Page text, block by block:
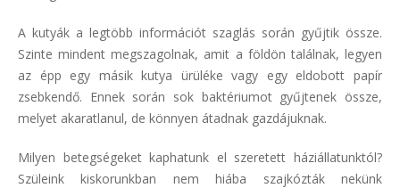
A kutyák a legtöbb információt szaglás során gyűjtik össze.
Szinte mindent megszagolnak, amit a földön találnak, legyen
az épp egy másik kutya ürüléke vagy egy eldobott papír
zsebkendő. Ennek során sok baktériumot gyűjtenek össze,
melyet akaratlanul, de könnyen átadnak gazdájuknak.
Milyen betegségeket kaphatunk el szeretett háziállatunktól?
Szüleink kiskorunkban nem hiába szajkózták nekünk